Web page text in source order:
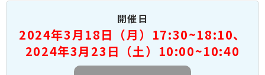
開催日
2024年3月18日（月）17:30~18:10、
2024年3月23日（土）10:00~10:40